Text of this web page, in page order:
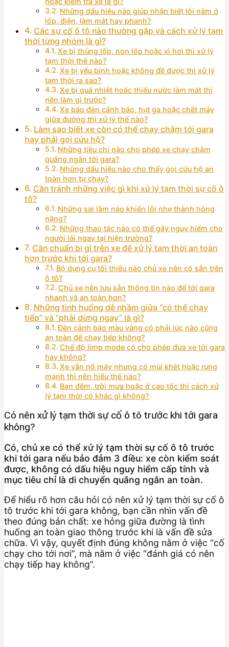
Những dấu hiệu nào giúp nhận biết lỗi nằm ở
lốp, điện, làm mát hay phanh?
Các sự cố ô tô nào thường gặp và cách xử lý tạm
thời từng nhóm là gì?
Xe bị thủng lốp, non lốp hoặc xì hơi thì xử lý
tạm thời thế nào?
Xe bị yếu bình hoặc không đề được thì xử lý
tạm thời ra sao?
Xe bị quá nhiệt hoặc thiếu nước làm mát thì
nên làm gì trước?
Xe báo đèn cảnh báo, hụt ga hoặc chết máy
giữa đường thì xử lý thế nào?
Làm sao biết xe còn có thể chạy chậm tới gara
hay phải gọi cứu hộ?
Những tiêu chí nào cho phép xe chạy chậm
quãng ngắn tới gara?
Những dấu hiệu nào cho thấy gọi cứu hộ an
toàn hơn tự chạy?
Cần tránh những việc gì khi xử lý tạm thời sự cố ô
tô?
Những sai lầm nào khiến lỗi nhẹ thành hỏng
nặng?
Những thao tác nào có thể gây nguy hiểm cho
người lái ngay tại hiện trường?
Cần chuẩn bị gì trên xe để xử lý tạm thời an toàn
hơn trước khi tới gara?
Bộ dụng cụ tối thiểu nào chủ xe nên có sẵn trên
ô tô?
Chủ xe nên lưu sẵn thông tin nào để tới gara
nhanh và an toàn hơn?
Những tình huống dễ nhầm giữa “có thể chạy
tiếp” và “phải dừng ngay” là gì?
Đèn cảnh báo màu vàng có phải lúc nào cũng
an toàn để chạy tiếp không?
Chế độ limp mode có cho phép đưa xe tới gara
hay không?
Xe vẫn nổ máy nhưng có mùi khét hoặc rung
mạnh thì nên hiểu thế nào?
Ban đêm, trời mưa hoặc ở cao tốc thì cách xử
lý tạm thời có khác gì không?
Có nên xử lý tạm thời sự cố ô tô trước khi tới gara
không?
Có, chủ xe có thể xử lý tạm thời sự cố ô tô trước
khi tới gara nếu bảo đảm 3 điều: xe còn kiểm soát
được, không có dấu hiệu nguy hiểm cấp tính và
mục tiêu chỉ là di chuyển quãng ngắn an toàn.
Để hiểu rõ hơn câu hỏi có nên xử lý tạm thời sự cố ô
tô trước khi tới gara không, bạn cần nhìn vấn đề
theo đúng bản chất: xe hỏng giữa đường là tình
huống an toàn giao thông trước khi là vấn đề sửa
chữa. Vì vậy, quyết định đúng không nằm ở việc “cố
chạy cho tới nơi”, mà nằm ở việc “đánh giá có nên
chạy tiếp hay không”.